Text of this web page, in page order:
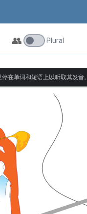
👥 Plural
在单词和短语上以听取其发音。